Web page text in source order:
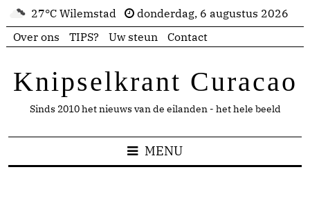
27°C Wilemstad
donderdag, 6 augustus 2026
Over ons
TIPS? Uw steun Contact
Knipselkrant Curacao
Sinds 2010 het nieuws van de eilanden - het hele beeld
MENU